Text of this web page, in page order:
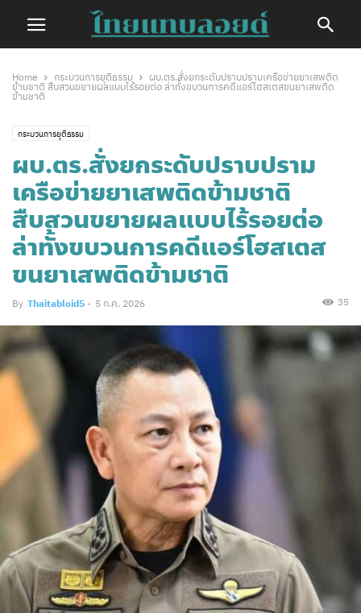
Home กระบวนการยุติธรรม
ผบ.ตร.สั่งยกระดับปราบปรามเครือข่ายยาเสพติด
ข้ามชาติ สืบสวนขยายผลแบบไร้รอยต่อ ล่าทั้งขบวนการคดีแอร์โฮสเตสขนยาเสพติด
ข้ามชาติ
กระบวนการยุติธรรม
ผบ.ตร.สั่งยกระดับปราบปราม
เครือข่ายยาเสพติดข้ามชาติ
สืบสวนขยายผลแบบไร้รอยต่อ
ล่าทั้งขบวนการคดีแอร์โฮสเตส
ขนยาเสพติดข้ามชาติ
By Thaitabloid5 - 5 ก.ค. 2026 35